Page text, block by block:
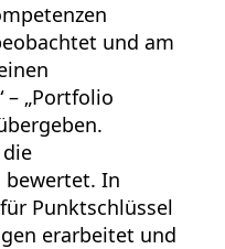
und am
– „Portfolio
bewertet. In
Punktschlüssel
erarbeitet und